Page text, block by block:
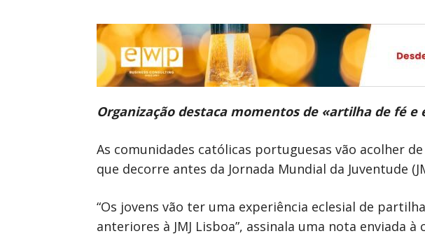
Organização destaca momentos de «artilha de fé
As comunidades católicas portuguesas vão acolher
que decorre antes da Jornada Mundial da Juventude
“Os jovens vão ter uma experiência eclesial de
anteriores à JMJ Lisboa”, assinala uma nota enviada à